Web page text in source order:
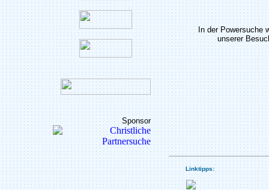
Sponsor
In der Powersuche
unserer
Linktipps: